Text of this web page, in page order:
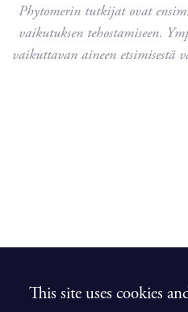
Phytomerin tutkijat ovat
vaikutuksen tehostamiseen.
vaikuttavan aineen etsimisestä
This site uses cookies